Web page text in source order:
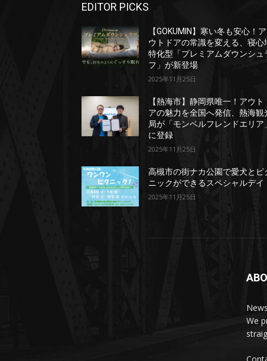
EDITOR PICKS
【GOKUMIN】寒い冬も安心！ア
ウトドアの常識を変える、寝心
特化型「プレミアムダウンシュ
フ」が新登場
2025年11月25日
【熱海市】静岡県唯一！アウト
アの魅力を全国へ発信、熱海観
局が「モンベルフレンドエリア
に登録
2025年11月25日
高槻市の街ナカ公園で愛犬とピ
ニックができるスペシャルデイ
2025年11月25日
We